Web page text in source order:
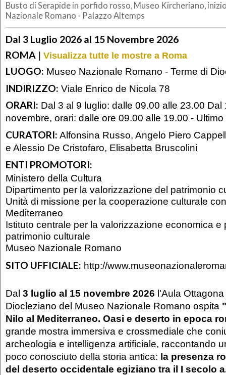
Busto di Serapide in porfido rosso, Museo Kircheriano,
Nazionale Romano - Palazzo Altemps
Dal 3 Luglio 2026 al 15 Novembre 2026
ROMA | Visualizza tutte le mostre a Roma
LUOGO: Museo Nazionale Romano - Terme di
INDIRIZZO: Viale Enrico de Nicola 78
ORARI: Dal 3 al 9 luglio: dalle 09.00 alle 23.00 Dal
novembre, orari: dalle ore 09.00 alle 19.00 -
CURATORI: Alfonsina Russo, Angelo Piero
e Alessio De Cristofaro, Elisabetta Bruscolini
ENTI PROMOTORI:
Ministero della Cultura
Dipartimento per la valorizzazione del patrimonio
Unità di missione per la cooperazione culturale con
Mediterraneo
Istituto centrale per la valorizzazione economica e
patrimonio culturale
Museo Nazionale Romano
SITO UFFICIALE: http://
Dal 3 luglio al 15 novembre 2026 l'Aula
Diocleziano del Museo Nazionale Romano ospita
Nilo al Mediterraneo. Oasi e deserto in epoca
grande mostra immersiva e crossmediale che
archeologia e intelligenza artificiale, raccontando
poco conosciuto della storia antica: la presenza
del deserto occidentale egiziano tra il I secolo